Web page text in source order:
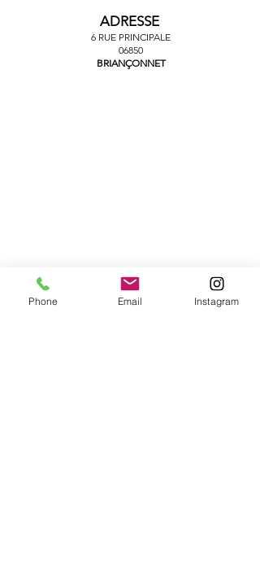
ADRESSE
​6 RUE PRINCIPALE
06850
BRIANÇONNET
Phone Email Instagram